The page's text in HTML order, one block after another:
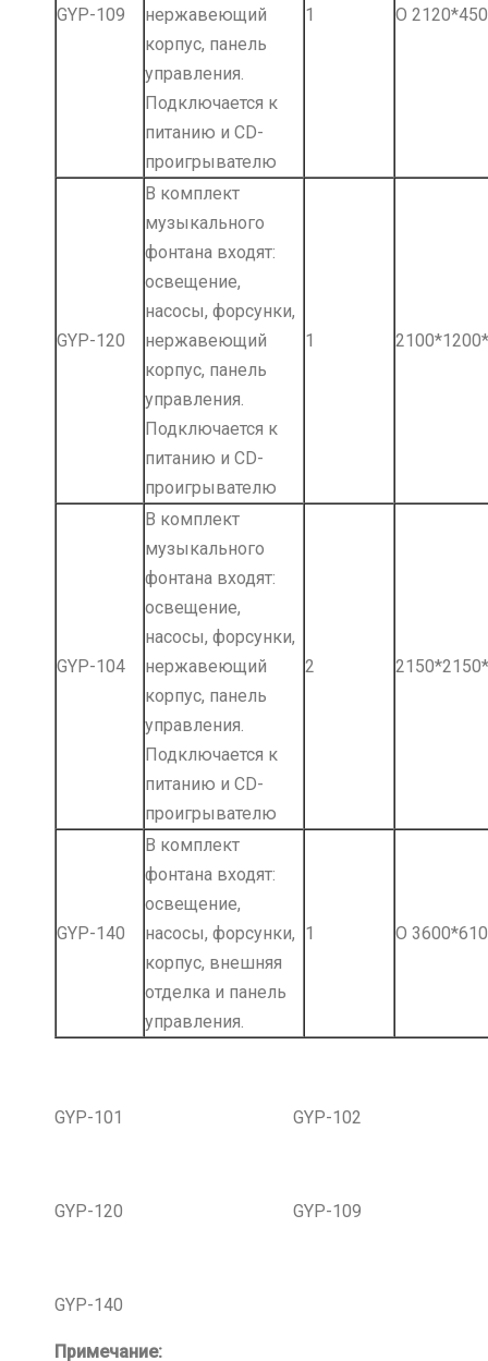
GYP-109
нержавеющий
корпус, панель
управления.
Подключается к
питанию и СD-
проигрывателю
1 О 2120*450
GYP-120
В комплект
музыкального
фонтана входят:
освещение,
насосы, форсунки,
нержавеющий
корпус, панель
управления.
Подключается к
питанию и СD-
проигрывателю
1
GYP-104
В комплект
музыкального
фонтана входят:
освещение,
насосы, форсунки,
нержавеющий
корпус, панель
управления.
Подключается к
питанию и СD-
проигрывателю
2
GYP-140
В комплект
фонтана входят:
освещение,
насосы, форсунки,
корпус, внешняя
отделка и панель
управления.
1 О 3600*610
GYP-101 GYP-102
GYP-120 GYP-109
GYP-140
Примечание: